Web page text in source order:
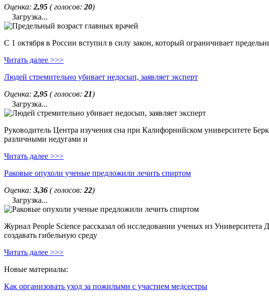
Оценка: 2,95 ( голосов: 20)
Загрузка...
С 1 октября в России вступил в силу закон, который ограничивает
Читать далее >>>
Людей стремительно убивает недосып, заявляет эксперт
Оценка: 2,95 ( голосов: 21)
Загрузка...
Руководитель Центра изучения сна при Калифорнийском университете
различными недугами и
Читать далее >>>
Раковые опухоли ученые предложили лечить спиртом
Оценка: 3,36 ( голосов: 22)
Загрузка...
Журнал People Science рассказал об исследовании ученых из
создавать гибельную среду
Читать далее >>>
Новые материалы:
Как организовать уход за пожилыми с участием медсестры